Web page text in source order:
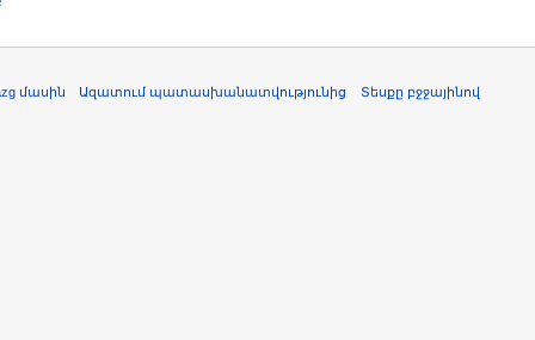
մասին Ազատում պատասխանատվությունից Տեսքը բջջայինով